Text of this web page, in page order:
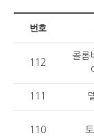
번호
112
콜롬
111
110